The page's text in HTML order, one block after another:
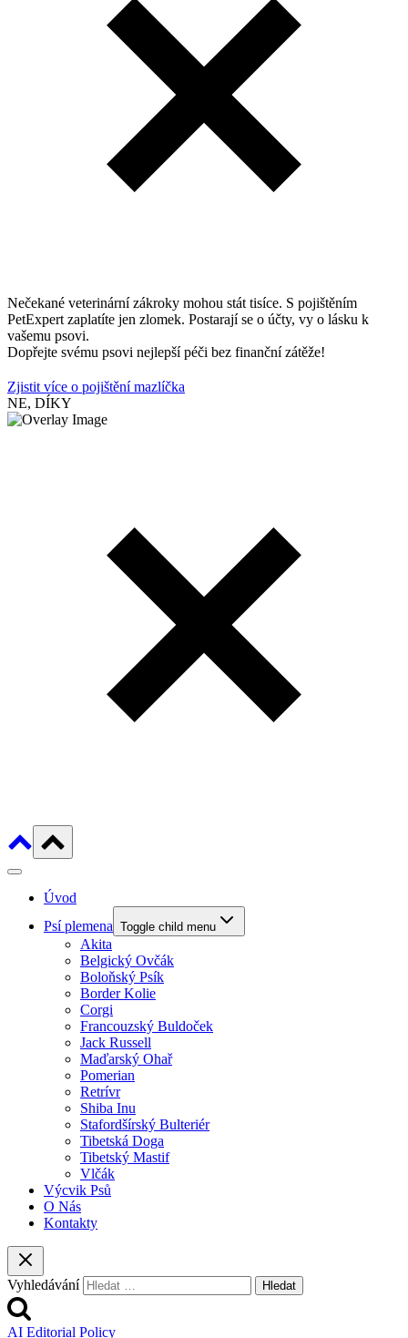
Nečekané veterinární zákroky mohou stát tisíce. S pojištěním
PetExpert zaplatíte jen zlomek. Postarají se o účty, vy o lásku k
vašemu psovi.
Dopřejte svému psovi nejlepší péči bez finanční zátěže!
Zjistit více o pojištění mazlíčka
NE, DÍKY
Úvod
Psí plemena Toggle child menu
Akita
Belgický Ovčák
Boloňský Psík
Border Kolie
Corgi
Francouzský Buldoček
Jack Russell
Maďarský Ohař
Pomerian
Retrívr
Shiba Inu
Stafordšírský Bulteriér
Tibetská Doga
Tibetský Mastif
Vlčák
Výcvik Psů
O Nás
Kontakty
Vyhledávání
AI Editorial Policy